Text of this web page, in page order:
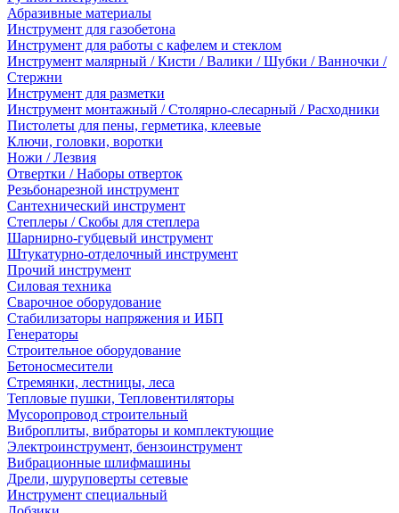
Абразивные материалы
Инструмент для газобетона
Инструмент для работы с кафелем и стеклом
Инструмент малярный / Кисти / Валики / Шубки / Ванночки /
Стержни
Инструмент для разметки
Инструмент монтажный / Столярно-слесарный / Расходники
Пистолеты для пены, герметика, клеевые
Ключи, головки, воротки
Ножи / Лезвия
Отвертки / Наборы отверток
Резьбонарезной инструмент
Сантехнический инструмент
Степлеры / Скобы для степлера
Шарнирно-губцевый инструмент
Штукатурно-отделочный инструмент
Прочий инструмент
Силовая техника
Сварочное оборудование
Стабилизаторы напряжения и ИБП
Генераторы
Строительное оборудование
Бетоносмесители
Стремянки, лестницы, леса
Тепловые пушки, Тепловентиляторы
Мусоропровод строительный
Виброплиты, вибраторы и комплектующие
Электроинструмент, бензоинструмент
Вибрационные шлифмашины
Дрели, шуруповерты сетевые
Инструмент специальный